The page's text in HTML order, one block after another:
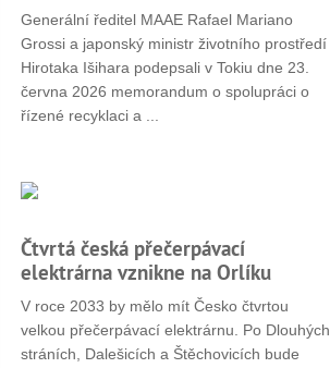
Generální ředitel MAAE Rafael Mariano
Grossi a japonský ministr životního prostředí
Hirotaka Išihara podepsali v Tokiu dne 23.
června 2026 memorandum o spolupráci o
řízené recyklaci a ...
Čtvrtá česká přečerpávací
elektrárna vznikne na Orlíku
V roce 2033 by mělo mít Česko čtvrtou
velkou přečerpávací elektrárnu. Po Dlouhých
stráních, Dalešicích a Štěchovicích bude